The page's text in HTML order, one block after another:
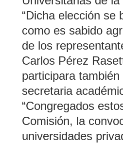
“Dicha elección se
como es sabido
de los
Carlos Pérez
participara
secretaria
“Congregados
Comisión, la
universidades